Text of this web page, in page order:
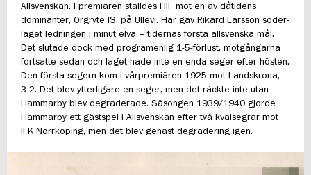
Allsvenskan. I premiären ställdes HIF mot en av dåtidens
dominanter, Örgryte IS, på Ullevi. Här gav Rikard Larsson söder-
laget ledningen i minut elva – tidernas första allsvenska mål.
Det slutade dock med programenlig 1-5-förlust, motgångarna
fortsatte sedan och laget hade inte en enda seger efter hösten.
Den första segern kom i vårpremiären 1925 mot Landskrona,
3-2. Det blev ytterligare en seger, men det räckte inte utan
Hammarby blev degraderade. Säsongen 1939/1940 gjorde
Hammarby ett gästspel i Allsvenskan efter två kvalsegrar mot
IFK Norrköping, men det blev genast degradering igen.